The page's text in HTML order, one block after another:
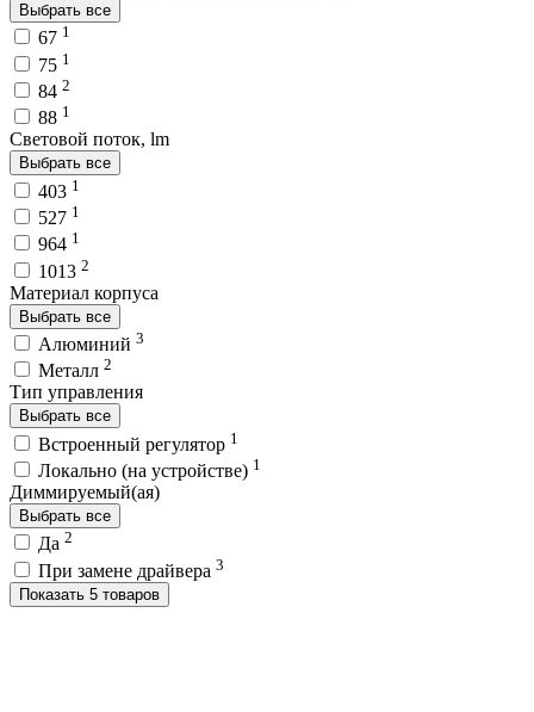
Выбрать все
67 1
75 1
84 2
88 1
Световой поток, lm
Выбрать все
403 1
527 1
964 1
1013 2
Материал корпуса
Выбрать все
Алюминий 3
Металл 2
Тип управления
Выбрать все
Встроенный регулятор 1
Локально (на устройстве) 1
Диммируемый(ая)
Выбрать все
Да 2
При замене драйвера 3
Показать 5 товаров